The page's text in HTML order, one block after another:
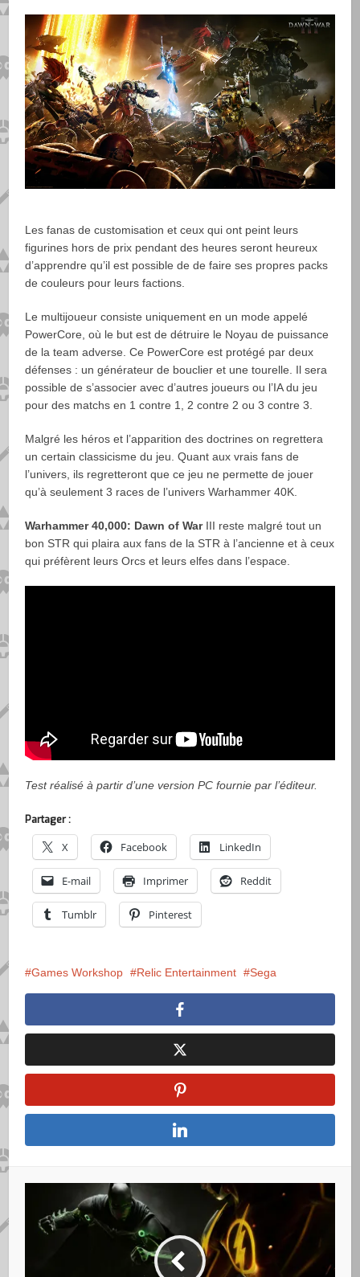
Les fanas de customisation et ceux qui ont peint leurs
figurines hors de prix pendant des heures seront heureux
d’apprendre qu’il est possible de de faire ses propres packs
de couleurs pour leurs factions.
Le multijoueur consiste uniquement en un mode appelé
PowerCore, où le but est de détruire le Noyau de puissance
de la team adverse. Ce PowerCore est protégé par deux
défenses : un générateur de bouclier et une tourelle. Il sera
possible de s’associer avec d’autres joueurs ou l’IA du jeu
pour des matchs en 1 contre 1, 2 contre 2 ou 3 contre 3.
Malgré les héros et l’apparition des doctrines on regrettera
un certain classicisme du jeu. Quant aux vrais fans de
l’univers, ils regretteront que ce jeu ne permette de jouer
qu’à seulement 3 races de l’univers Warhammer 40K.
Warhammer 40,000: Dawn of WarIII reste malgré tout un
bon STR qui plaira aux fans de la STR à l’ancienne et à ceux
qui préfèrent leurs Orcs et leurs elfes dans l’espace.
Test réalisé à partir d’une version PC fournie par l’éditeur.
Partager :
X Facebook LinkedIn
E-mail Imprimer Reddit
Tumblr Pinterest
Games Workshop Relic Entertainment Sega